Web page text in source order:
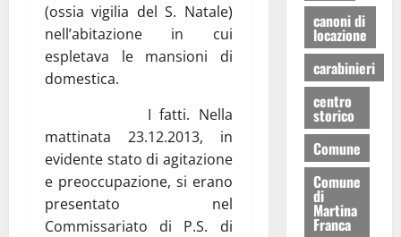
(ossia vigilia del S. Natale)
nell’abitazione in cui
espletava le mansioni di
domestica.
I fatti. Nella
mattinata 23.12.2013, in
evidente stato di agitazione
e preoccupazione, si erano
presentato nel
Commissariato di P.S. di
canoni di
locazione
carabinieri
centro
storico
Comune
Comune
di
Martina
Franca